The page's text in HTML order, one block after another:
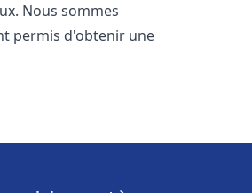
Nous sommes
permis d'obtenir une